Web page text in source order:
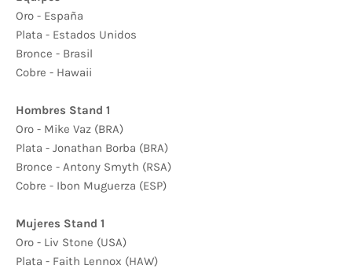
Oro - España
Plata - Estados Unidos
Bronce - Brasil
Cobre - Hawaii
Hombres Stand 1
Oro - Mike Vaz (BRA)
Plata - Jonathan Borba (BRA)
Bronce - Antony Smyth (RSA)
Cobre - Ibon Muguerza (ESP)
Mujeres Stand 1
Oro - Liv Stone (USA)
Plata - Faith Lennox (HAW)